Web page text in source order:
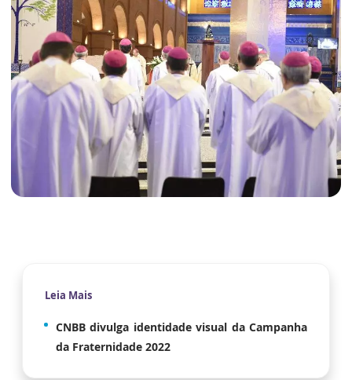
Leia Mais
CNBB divulga identidade visual da Campanha
da Fraternidade 2022